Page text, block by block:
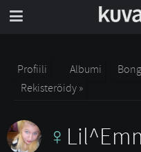
Profiili Albumi
Rekisteröidy »